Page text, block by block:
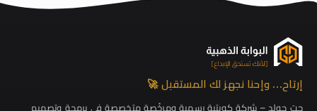
إرتاح… وإحنا نجهز لك المستقبل 🚀
جت جولد – شركة كويتية رسمية ومرخّصة متخصصة في برمجة وتصميم